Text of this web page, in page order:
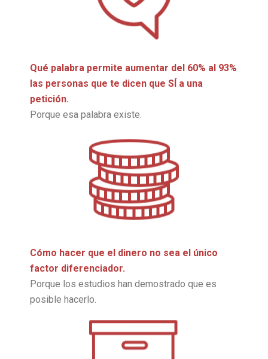
Qué palabra permite aumentar del 60% al 93%
las personas que te dicen que SÍ a una
petición.
Porque esa palabra existe.
Cómo hacer que el dinero no sea el único
factor diferenciador.
Porque los estudios han demostrado que es
posible hacerlo.